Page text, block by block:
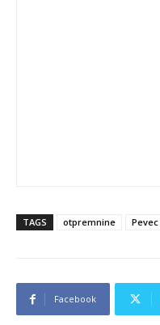
TAGS otpremnine Pevec
Facebook